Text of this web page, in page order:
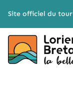
Site officiel du